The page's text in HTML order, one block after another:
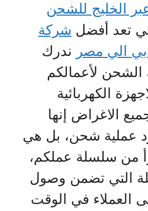
الخليج للشحن
تعد أفضل شركة
الي مصر ندرك
الشحن لأعمالكم
الكهربائية
الاغراض إنها
عملية شحن، بل هي
من سلسلة عملكم،
التي تضمن وصول
العملاء في الوقت